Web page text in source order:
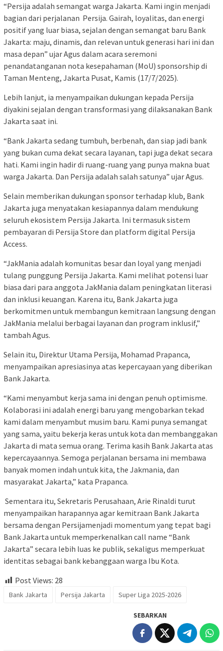
“Persija adalah semangat warga Jakarta. Kami ingin menjadi
bagian dari perjalanan Persija. Gairah, loyalitas, dan energi
positif yang luar biasa, sejalan dengan semangat baru Bank
Jakarta: maju, dinamis, dan relevan untuk generasi hari ini dan
masa depan” ujar Agus dalam acara seremoni
penandatanganan nota kesepahaman (MoU) sponsorship di
Taman Menteng, Jakarta Pusat, Kamis (17/7/2025).
Lebih lanjut, ia menyampaikan dukungan kepada Persija
diyakini sejalan dengan transformasi yang dilaksanakan Bank
Jakarta saat ini.
“Bank Jakarta sedang tumbuh, berbenah, dan siap jadi bank
yang bukan cuma dekat secara layanan, tapi juga dekat secara
hati. Kami ingin hadir di ruang-ruang yang punya makna buat
warga Jakarta. Dan Persija adalah salah satunya” ujar Agus.
Selain memberikan dukungan sponsor terhadap klub, Bank
Jakarta juga menyatakan kesiapannya dalam mendukung
seluruh ekosistem Persija Jakarta. Ini termasuk sistem
pembayaran di Persija Store dan platform digital Persija
Access.
“JakMania adalah komunitas besar dan loyal yang menjadi
tulang punggung Persija Jakarta. Kami melihat potensi luar
biasa dari para anggota JakMania dalam peningkatan literasi
dan inklusi keuangan. Karena itu, Bank Jakarta juga
berkomitmen untuk membangun kemitraan langsung dengan
JakMania melalui berbagai layanan dan program inklusif,”
tambah Agus.
Selain itu, Direktur Utama Persija, Mohamad Prapanca,
menyampaikan apresiasinya atas kepercayaan yang diberikan
Bank Jakarta.
“Kami menyambut kerja sama ini dengan penuh optimisme.
Kolaborasi ini adalah energi baru yang mengobarkan tekad
kami dalam menyambut musim baru. Kami punya semangat
yang sama, yaitu bekerja keras untuk kota dan membanggakan
Jakarta di mata semua orang. Terima kasih Bank Jakarta atas
kepercayaannya. Semoga perjalanan bersama ini membawa
banyak momen indah untuk kita, the Jakmania, dan
masyarakat Jakarta,” kata Prapanca.
Sementara itu, Sekretaris Perusahaan, Arie Rinaldi turut
menyampaikan harapannya agar kemitraan Bank Jakarta
bersama dengan Persijamenjadi momentum yang tepat bagi
Bank Jakarta untuk memperkenalkan call name “Bank
Jakarta” secara lebih luas ke publik, sekaligus memperkuat
identitas sebagai bank kebanggaan warga Ibu Kota.
Post Views: 28
Bank Jakarta Persija Jakarta Super Liga 2025-2026
SEBARKAN